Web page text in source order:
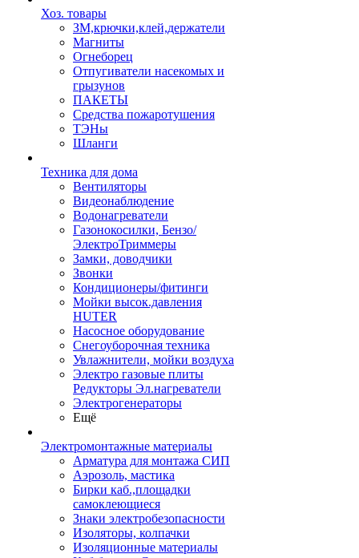
Хоз. товары
ЗМ,крючки,клей,держатели
Магниты
Огнеборец
Отпугиватели насекомых и
грызунов
ПАКЕТЫ
Средства пожаротушения
ТЭНы
Шланги
Техника для дома
Вентиляторы
Видеонаблюдение
Водонагреватели
Газонокосилки, Бензо/
ЭлектроТриммеры
Замки, доводчики
Звонки
Кондиционеры/фитинги
Мойки высок.давления
HUTER
Насосное оборудование
Снегоуборочная техника
Увлажнители, мойки воздуха
Электро газовые плиты
Редукторы Эл.нагреватели
Электрогенераторы
Ещё
Электромонтажные материалы
Арматура для монтажа СИП
Аэрозоль, мастика
Бирки каб.,площадки
самоклеющиеся
Знаки электробезопасности
Изоляторы, колпачки
Изоляционные материалы